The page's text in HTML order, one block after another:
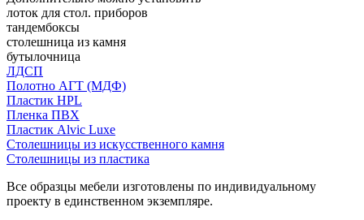
лоток для стол. приборов
тандембоксы
столешница из камня
бутылочница
ЛДСП
Полотно АГТ (МДФ)
Пластик HPL
Пленка ПВХ
Пластик Alvic Luxe
Столешницы из искусственного камня
Столешницы из пластика
Все образцы мебели изготовлены по индивидуальному
проекту в единственном экземпляре.